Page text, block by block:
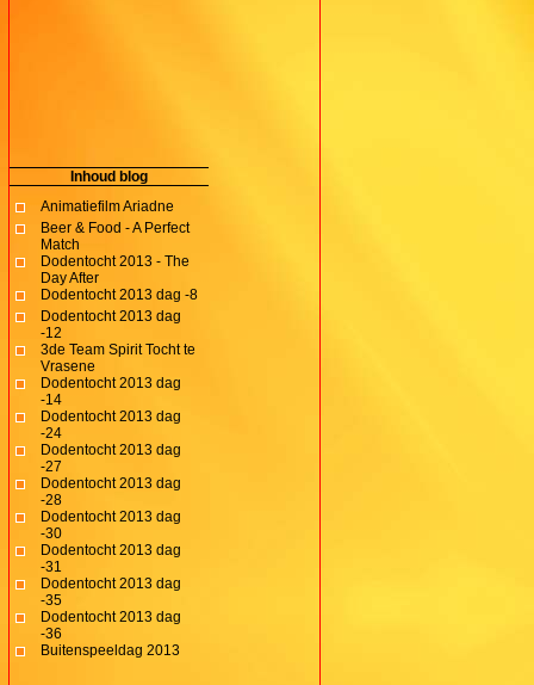
Inhoud blog
Animatiefilm Ariadne
Beer & Food - A Perfect
Match
Dodentocht 2013 - The
Day After
Dodentocht 2013 dag -8
Dodentocht 2013 dag
-12
3de Team Spirit Tocht te
Vrasene
Dodentocht 2013 dag
-14
Dodentocht 2013 dag
-24
Dodentocht 2013 dag
-27
Dodentocht 2013 dag
-28
Dodentocht 2013 dag
-30
Dodentocht 2013 dag
-31
Dodentocht 2013 dag
-35
Dodentocht 2013 dag
-36
Buitenspeeldag 2013